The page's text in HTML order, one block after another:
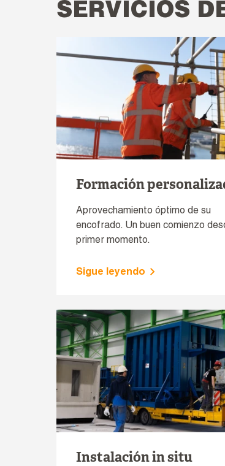
SERVICIOS
Formación
Aprovechamiento óptimo de su
encofrado. Un buen comienzo
primer momento.
Sigue leyendo
Instalación in situ